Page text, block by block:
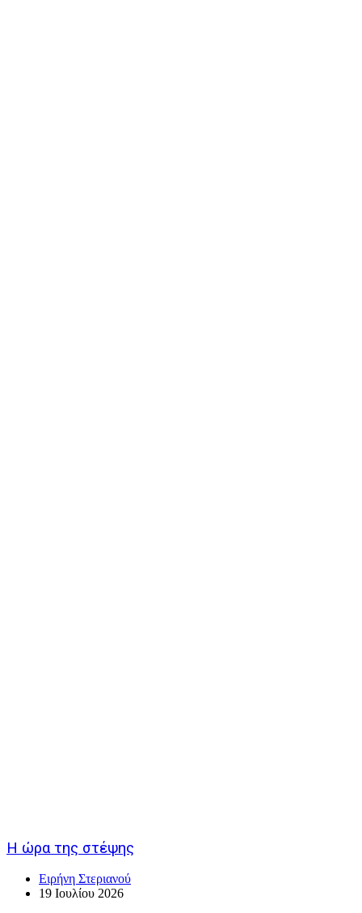
Η ώρα της στέψης
Ειρήνη Στεριανού
19 Ιουλίου 2026